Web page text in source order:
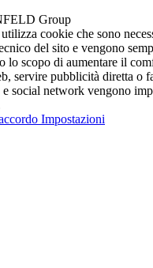
Group
cookie che sono
del sito e vengono
lo scopo di aumentare il
servire pubblicità diretta o
social network vengono
Impostazioni